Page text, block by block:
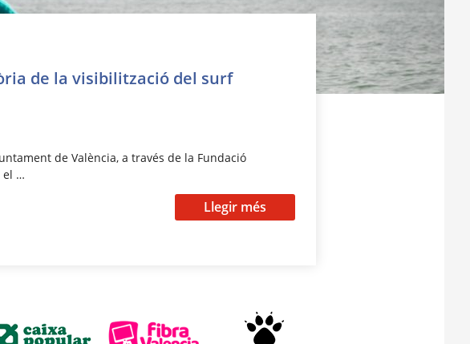
de la visibilització del surf
de València, a través de la Fundació
el …
Llegir més